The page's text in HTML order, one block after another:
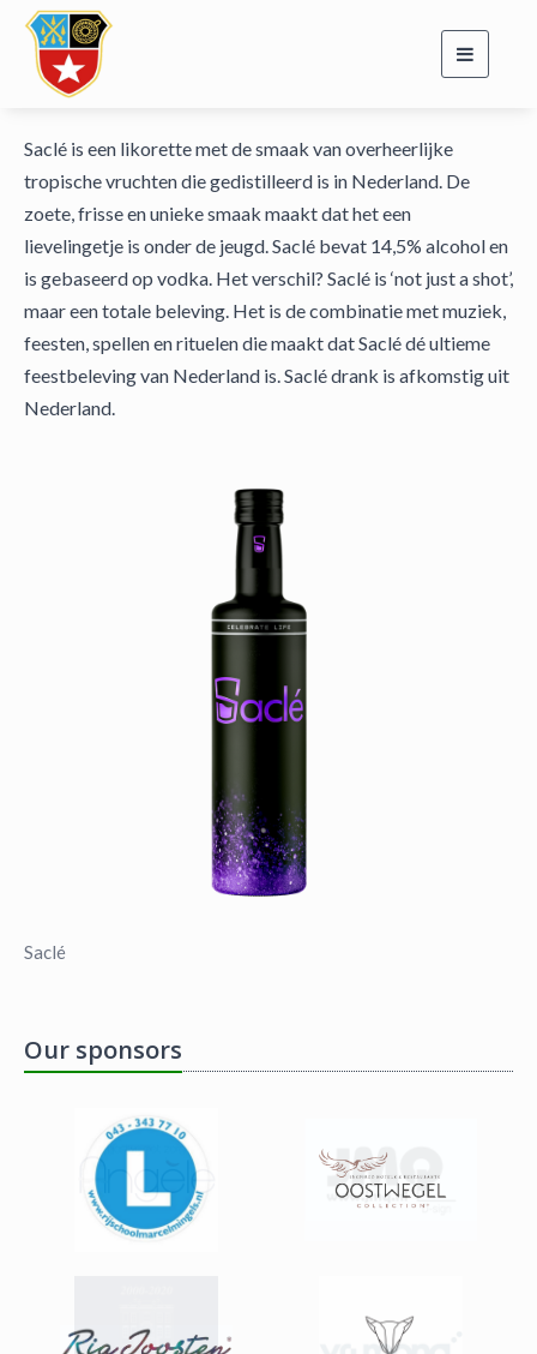
Toggle
Saclé is een likorette met de smaak van overheerlijke
tropische vruchten die gedistilleerd is in Nederland. De
zoete, frisse en unieke smaak maakt dat het een
lievelingetje is onder de jeugd. Saclé bevat 14,5% alcohol en
is gebaseerd op vodka. Het verschil? Saclé is ‘not just a shot’,
maar een totale beleving. Het is de combinatie met muziek,
feesten, spellen en rituelen die maakt dat Saclé dé ultieme
feestbeleving van Nederland is. Saclé drank is afkomstig uit
Nederland.
Saclé
Our sponsors